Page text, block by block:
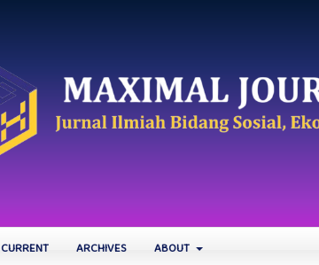
CURRENT ARCHIVES ABOUT